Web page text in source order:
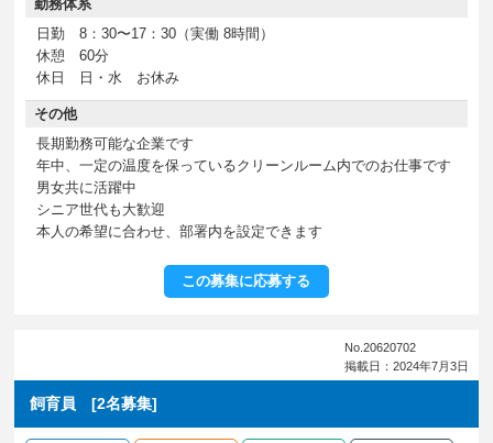
勤務体系
日勤 8：30〜17：30（実働 8時間）
休憩 60分
休日 日・水 お休み
その他
長期勤務可能な企業です
年中、一定の温度を保っているクリーンルーム内でのお仕事です
男女共に活躍中
シニア世代も大歓迎
本人の希望に合わせ、部署内を設定できます
この募集に応募する
No.20620702
掲載日：2024年7月3日
飼育員 [2名募集]